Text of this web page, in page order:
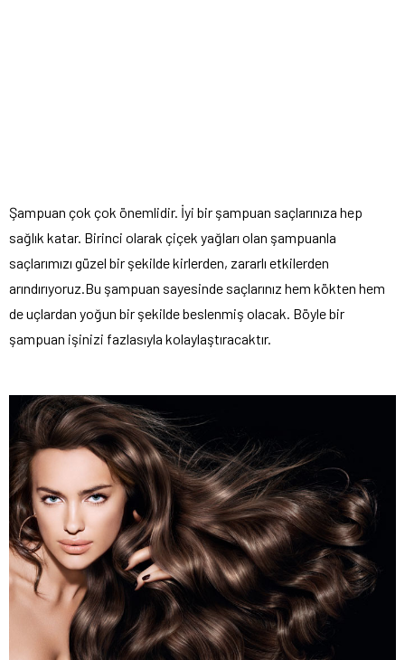
Şampuan çok çok önemlidir. İyi bir şampuan saçlarınıza hep
sağlık katar. Birinci olarak çiçek yağları olan şampuanla
saçlarımızı güzel bir şekilde kirlerden, zararlı etkilerden
arındırıyoruz.Bu şampuan sayesinde saçlarınız hem kökten hem
de uçlardan yoğun bir şekilde beslenmiş olacak. Böyle bir
şampuan işinizi fazlasıyla kolaylaştıracaktır.